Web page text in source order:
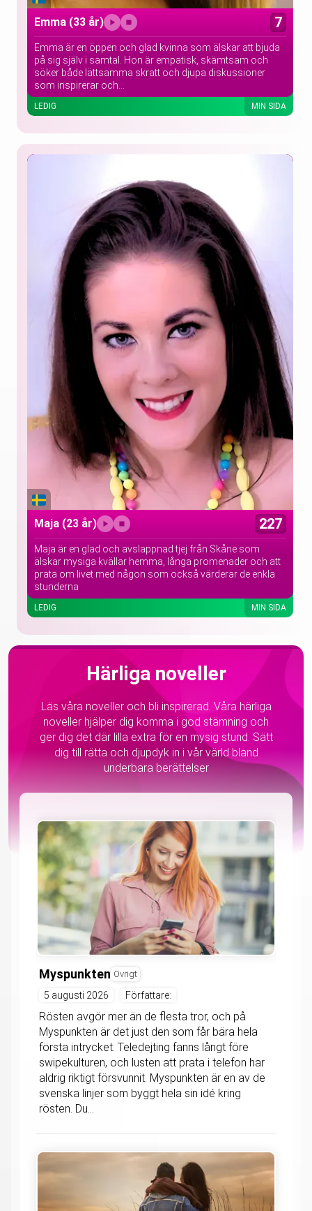
Emma (33 år) 7
Emma är en öppen och glad kvinna som älskar att bjuda
på sig själv i samtal. Hon är empatisk, skämtsam och
söker både lättsamma skratt och djupa diskussioner
som inspirerar och...
LEDIG MIN SIDA
Maja (23 år) 227
Maja är en glad och avslappnad tjej från Skåne som
älskar mysiga kvällar hemma, långa promenader och att
prata om livet med någon som också värderar de enkla
stunderna
LEDIG MIN SIDA
Härliga noveller
Läs våra noveller och bli inspirerad. Våra härliga
noveller hjälper dig komma i god stämning och
ger dig det där lilla extra för en mysig stund. Sätt
dig till rätta och djupdyk in i vår värld bland
underbara berättelser
Myspunkten Övrigt
5 augusti 2026 Författare:
Rösten avgör mer än de flesta tror, och på
Myspunkten är det just den som får bära hela
första intrycket. Teledejting fanns långt före
swipekulturen, och lusten att prata i telefon har
aldrig riktigt försvunnit. Myspunkten är en av de
svenska linjer som byggt hela sin idé kring
rösten. Du...